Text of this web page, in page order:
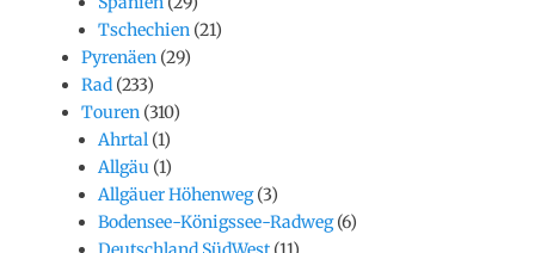
Tschechien (21)
Pyrenäen (29)
Rad (233)
Touren (310)
Ahrtal (1)
Allgäu (1)
Allgäuer Höhenweg(3)
Bodensee-Königssee-Radweg(6)